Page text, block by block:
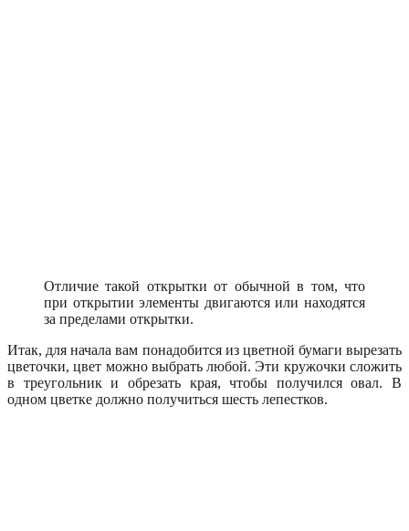
Отличие такой открытки от обычной в том, что
при открытии элементы двигаются или находятся
за пределами открытки.
Итак, для начала вам понадобится из цветной бумаги вырезать
цветочки, цвет можно выбрать любой. Эти кружочки сложить
в треугольник и обрезать края, чтобы получился овал. В
одном цветке должно получиться шесть лепестков.